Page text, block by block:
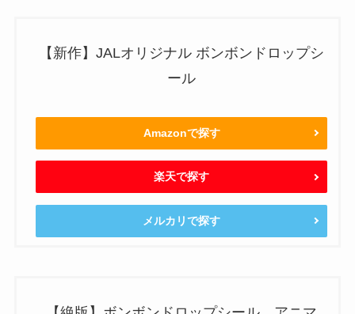
【新作】JALオリジナル ボンボンドロップシ
ール
Amazonで探す
楽天で探す
メルカリで探す